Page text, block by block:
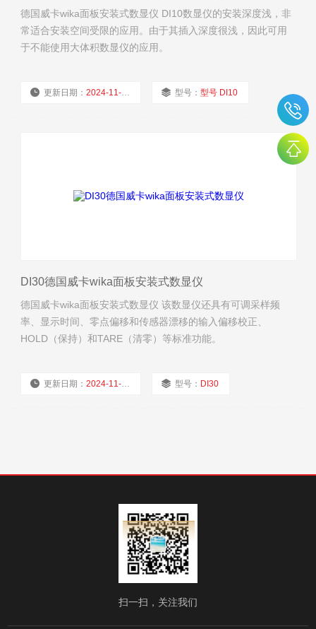
德国威卡wika面板安装式数显仪 DI10数显仪的安装深度浅，非
常适合安装空间受限的应用。由于其插入深度很浅，因此可用
于不能使用大体积数显仪的应用。
更新日期：2024-11-22 型号：型号 DI10
DI30德国威卡wika面板安装式数显仪
德国威卡wika面板安装式数显仪 该数显仪还具有可调采样频
率、显示时间、零点偏移和传感器漂移的输入偏移校正、
HOLD（保持）和TARE（清零）等标准功能。
更新日期：2024-11-22 型号： DI30
扫一扫，关注我们